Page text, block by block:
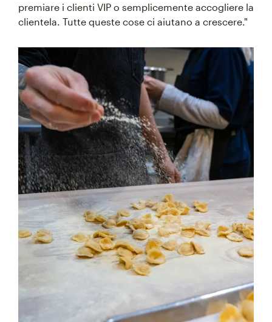
premiare i clienti VIP o semplicemente accogliere la
clientela. Tutte queste cose ci aiutano a crescere."